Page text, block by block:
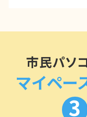
訂正させてい
訂正箇所：チ
【誤】「9:00
【正】「
市民パソ
マイペー
3